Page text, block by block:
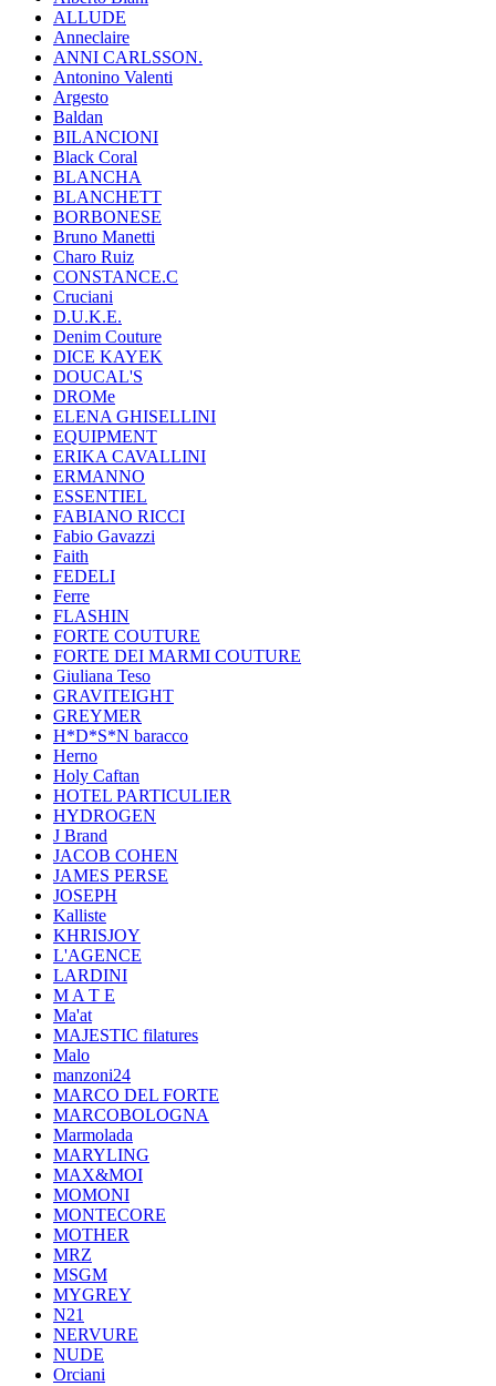
ALLUDE
Anneclaire
ANNI CARLSSON.
Antonino Valenti
Argesto
Baldan
BILANCIONI
Black Coral
BLANCHA
BLANCHETT
BORBONESE
Bruno Manetti
Charo Ruiz
CONSTANCE.C
Cruciani
D.U.K.E.
Denim Couture
DICE KAYEK
DOUCAL'S
DROMe
ELENA GHISELLINI
EQUIPMENT
ERIKA CAVALLINI
ERMANNO
ESSENTIEL
FABIANO RICCI
Fabio Gavazzi
Faith
FEDELI
Ferre
FLASHIN
FORTE COUTURE
FORTE DEI MARMI COUTURE
Giuliana Teso
GRAVITEIGHT
GREYMER
H*D*S*N baracco
Herno
Holy Caftan
HOTEL PARTICULIER
HYDROGEN
J Brand
JACOB COHEN
JAMES PERSE
JOSEPH
Kalliste
KHRISJOY
L'AGENCE
LARDINI
M A T E
Ma'at
MAJESTIC filatures
Malo
manzoni24
MARCO DEL FORTE
MARCOBOLOGNA
Marmolada
MARYLING
MAX&MOI
MOMONI
MONTECORE
MOTHER
MRZ
MSGM
MYGREY
N21
NERVURE
NUDE
Orciani